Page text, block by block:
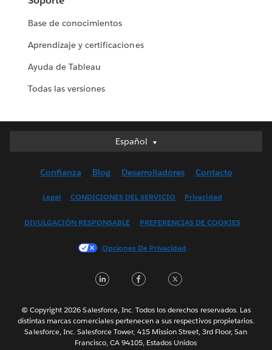
Base de conocimientos
Aprendizaje y certificaciones
Ayuda de Tableau
Todas las versiones
Español
Español
English (UK)
Français (France)
한국어
Português
Svenska
ไทย
Confianza Blog Desarrolladores Contacto
Legal CONDICIONES DEL SERVICIO Privacidad
DIVULGACIÓN RESPONSABLE PREFERENCIAS DE COOKIES
Opciones De Privacidad
LinkedInFacebook
© Copyright 2026 Salesforce, Inc. Todos los derechos reservados. Las
distintas marcas comerciales pertenecen a sus respectivos propietarios.
Salesforce, Inc. Salesforce Tower, 415 Mission Street, 3rd Floor, San
Francisco, CA 94105, Estados Unidos